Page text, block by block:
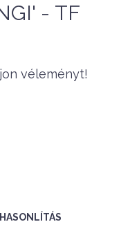
- TF
véleményt!